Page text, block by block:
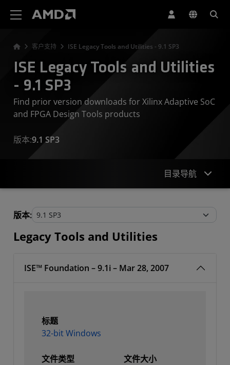
客户支持 ISE Legacy Tools and Utilities - 9.1 SP3
ISE Legacy Tools and Utilities
- 9.1 SP3
Find prior version downloads for Xilinx Adaptive SoC
and FPGA Design Tools products
版本:9.1 SP3
目录导航
Legacy Tools and Utilities
版本:
Legacy Tools and Utilities
ISE™ Foundation – 9.1i – Mar 28, 2007
标题
32-bit Windows
文件类型
文件大小